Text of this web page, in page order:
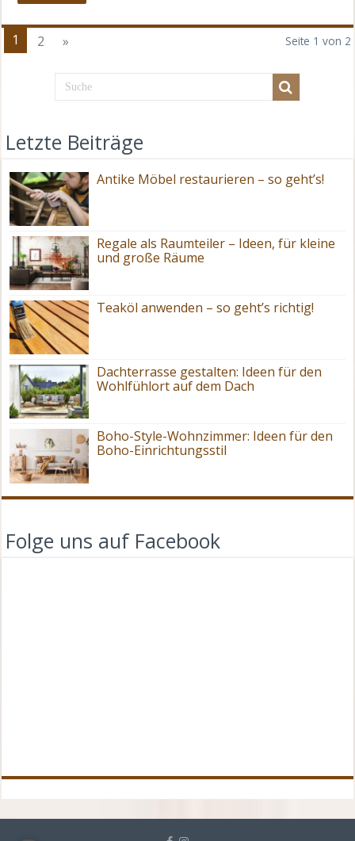
Seite 1 von 2
1 2 »
Letzte Beiträge
Antike Möbel restaurieren – so geht’s!
Regale als Raumteiler – Ideen, für kleine
und große Räume
Teaköl anwenden – so geht’s richtig!
Dachterrasse gestalten: Ideen für den
Wohlfühlort auf dem Dach
Boho-Style-Wohnzimmer: Ideen für den
Boho-Einrichtungsstil
Folge uns auf Facebook